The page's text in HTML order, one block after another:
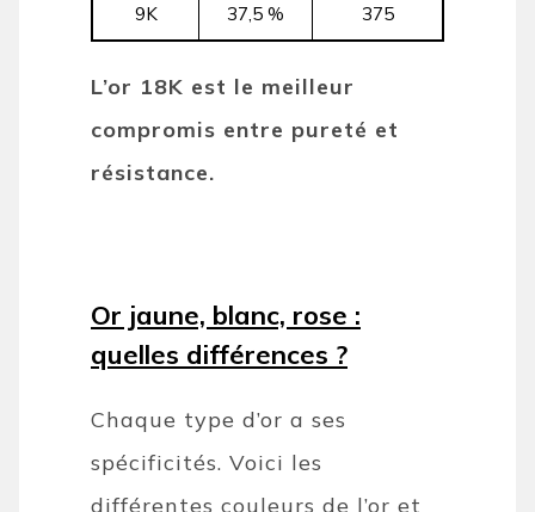
9K 37,5 % 375
L’or 18K est le meilleur
compromis entre pureté et
résistance.
Or jaune, blanc, rose :
quelles différences ?
Chaque type d’or a ses
spécificités. Voici les
différentes couleurs de l’or et